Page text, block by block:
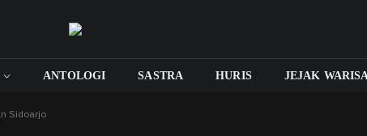
ANTOLOGI SASTRA HURIS JEJAK
Sidoarjo